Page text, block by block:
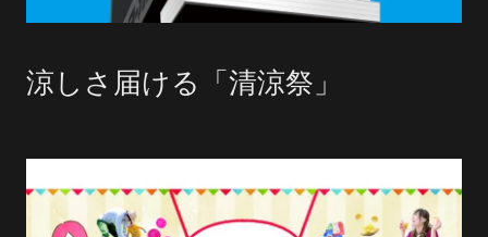
涼しさ届ける「清涼祭」